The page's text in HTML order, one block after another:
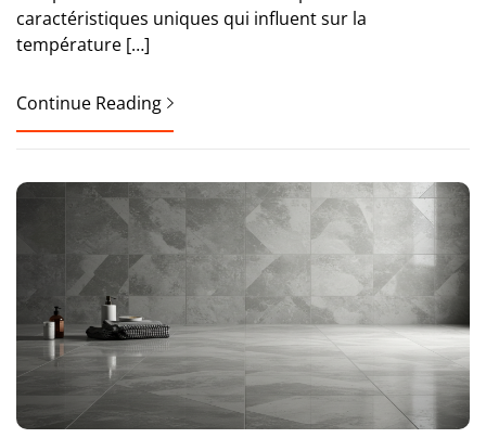
caractéristiques uniques qui influent sur la
température […]
Continue Reading